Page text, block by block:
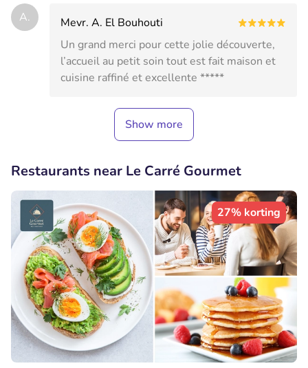
A.
Mevr. A. El Bouhouti
Un grand merci pour cette jolie découverte,
l’accueil au petit soin tout est fait maison et
cuisine raffiné et excellente *****
Show more
Restaurants near Le Carré Gourmet
27% korting